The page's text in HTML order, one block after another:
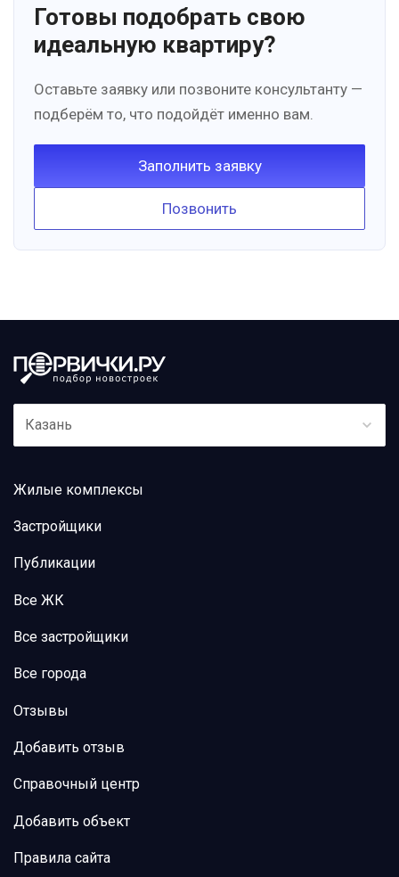
Готовы подобрать свою
идеальную квартиру?
Оставьте заявку или позвоните консультанту —
подберём то, что подойдёт именно вам.
Заполнить заявку
Позвонить
Казань
Жилые комплексы
Застройщики
Публикации
Все ЖК
Все застройщики
Все города
Отзывы
Добавить отзыв
Справочный центр
Добавить объект
Правила сайта